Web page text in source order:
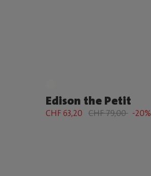
Edison the Petit
CHF 63,20 CHF 79,00 -20%